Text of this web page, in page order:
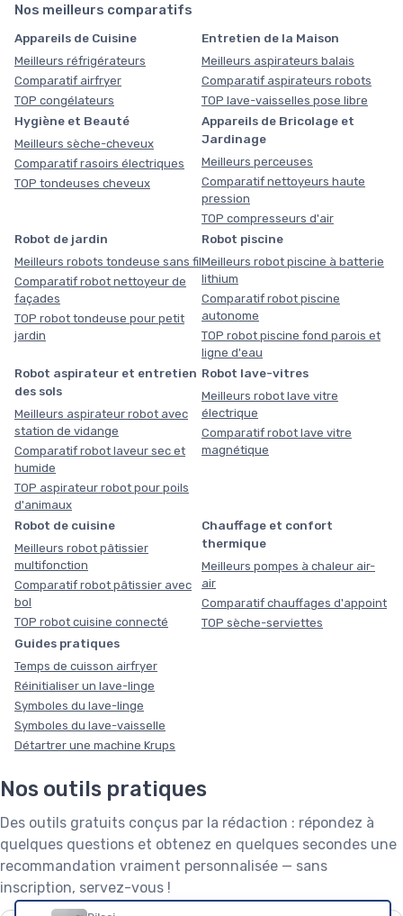
Nos meilleurs comparatifs
Appareils de Cuisine
Meilleurs réfrigérateurs
Comparatif airfryer
TOP congélateurs
Entretien de la Maison
Meilleurs aspirateurs balais
Comparatif aspirateurs robots
TOP lave-vaisselles pose libre
Hygiène et Beauté
Meilleurs sèche-cheveux
Comparatif rasoirs électriques
TOP tondeuses cheveux
Appareils de Bricolage et
Jardinage
Meilleurs perceuses
Comparatif nettoyeurs haute
pression
TOP compresseurs d'air
Robot de jardin
Meilleurs robots tondeuse sans fil
Comparatif robot nettoyeur de
façades
TOP robot tondeuse pour petit
jardin
Robot piscine
Meilleurs robot piscine à batterie
lithium
Comparatif robot piscine
autonome
TOP robot piscine fond parois et
ligne d'eau
Robot aspirateur et entretien
des sols
Meilleurs aspirateur robot avec
station de vidange
Comparatif robot laveur sec et
humide
TOP aspirateur robot pour poils
d'animaux
Robot lave-vitres
Meilleurs robot lave vitre
électrique
Comparatif robot lave vitre
magnétique
Robot de cuisine
Meilleurs robot pâtissier
multifonction
Comparatif robot pâtissier avec
bol
TOP robot cuisine connecté
Chauffage et confort
thermique
Meilleurs pompes à chaleur air-
air
Comparatif chauffages d'appoint
TOP sèche-serviettes
Guides pratiques
Temps de cuisson airfryer
Réinitialiser un lave-linge
Symboles du lave-linge
Symboles du lave-vaisselle
Détartrer une machine Krups
Nos outils pratiques
Des outils gratuits conçus par la rédaction : répondez à
quelques questions et obtenez en quelques secondes une
recommandation vraiment personnalisée — sans
inscription, servez-vous !